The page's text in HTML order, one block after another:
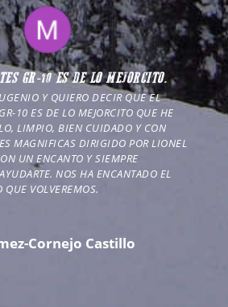
GR-10 ES DE LO MEJORCITO.
Y QUIERO DECIR QUE EL
10 ES DE LO MEJORCITO QUE HE
LIMPIO, BIEN CUIDADO Y CON
MAGNIFICAS DIRIGIDO POR LIONEL
UN ENCANTO Y SIEMPRE
NOS HA ENCANTADO EL
QUE VOLVEREMOS.
Cornejo Castillo